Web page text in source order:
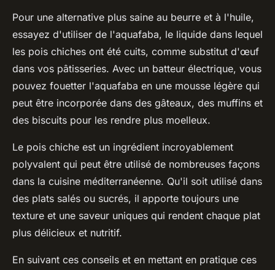
Pour une alternative plus saine au beurre et à l'huile,
essayez d'utiliser de l'aquafaba, le liquide dans lequel
les pois chiches ont été cuits, comme substitut d'œuf
dans vos pâtisseries. Avec un batteur électrique, vous
pouvez fouetter l'aquafaba en une mousse légère qui
peut être incorporée dans des gâteaux, des muffins et
des biscuits pour les rendre plus moelleux.
Le pois chiche est un ingrédient incroyablement
polyvalent qui peut être utilisé de nombreuses façons
dans la cuisine méditerranéenne. Qu'il soit utilisé dans
des plats salés ou sucrés, il apporte toujours une
texture et une saveur uniques qui rendent chaque plat
plus délicieux et nutritif.
En suivant ces conseils et en mettant en pratique ces